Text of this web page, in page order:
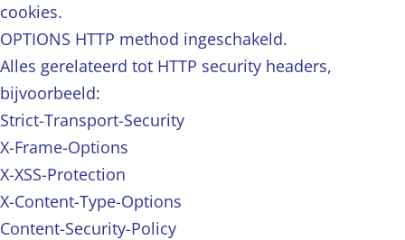
cookies.
OPTIONS HTTP method ingeschakeld.
Alles gerelateerd tot HTTP security headers,
bijvoorbeeld:
Strict-Transport-Security
X-Frame-Options
X-XSS-Protection
X-Content-Type-Options
Content-Security-Policy